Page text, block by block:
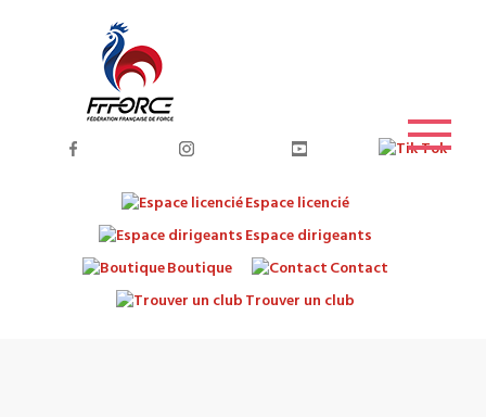
Espace licencié
Espace dirigeants
Boutique
Contact
Trouver un club